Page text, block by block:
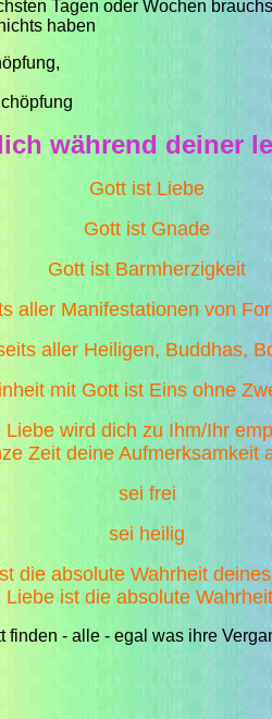
Tagen oder Wochen
haben
während deiner
Gott ist Liebe
Gott ist Gnade
Gott ist Barmherzigkeit
aller Manifestationen von
aller Heiligen, Buddhas,
mit Gott ist Eins ohne
wird dich zu Ihm/Ihr
Zeit deine Aufmerksamkeit
sei frei
sei heilig
die absolute Wahrheit
Liebe ist die absolute
- alle - egal was ihre